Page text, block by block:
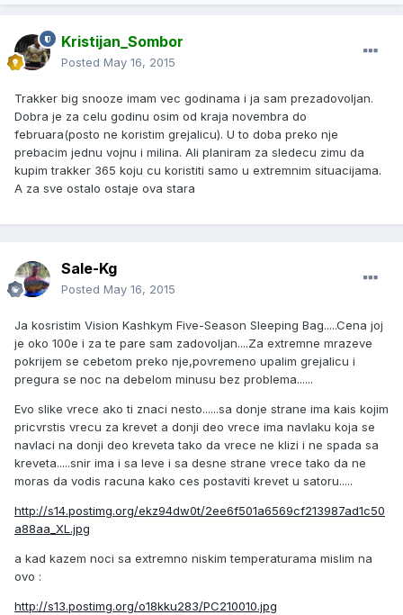
Kristijan_Sombor
Posted May 16, 2015
Trakker big snooze imam vec godinama i ja sam prezadovoljan.
Dobra je za celu godinu osim od kraja novembra do
februara(posto ne koristim grejalicu). U to doba preko nje
prebacim jednu vojnu i milina. Ali planiram za sledecu zimu da
kupim trakker 365 koju cu koristiti samo u extremnim situacijama.
A za sve ostalo ostaje ova stara
Sale-Kg
Posted May 16, 2015
Ja kosristim Vision Kashkym Five-Season Sleeping Bag.....Cena joj
je oko 100e i za te pare sam zadovoljan....Za extremne mrazeve
pokrijem se cebetom preko nje,povremeno upalim grejalicu i
pregura se noc na debelom minusu bez problema......
Evo slike vrece ako ti znaci nesto......sa donje strane ima kais kojim
pricvrstis vrecu za krevet a donji deo vrece ima navlaku koja se
navlaci na donji deo kreveta tako da vrece ne klizi i ne spada sa
kreveta.....snir ima i sa leve i sa desne strane vrece tako da ne
moras da vodis racuna kako ces postaviti krevet u satoru.....
http://s14.postimg.org/ekz94dw0t/2ee6f501a6569cf213987ad1c50
a88aa_XL.jpg
a kad kazem noci sa extremno niskim temperaturama mislim na
ovo :
http://s13.postimg.org/o18kku283/PC210010.jpg